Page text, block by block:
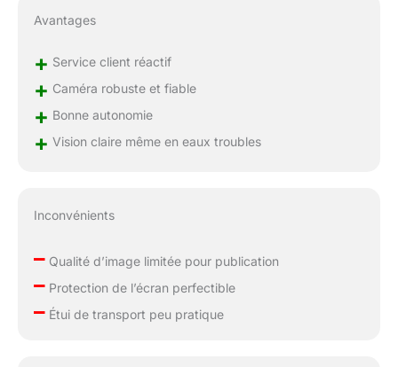
Avantages
+ Service client réactif
+ Caméra robuste et fiable
+ Bonne autonomie
+ Vision claire même en eaux troubles
Inconvénients
–Qualité d’image limitée pour publication
–Protection de l’écran perfectible
–Étui de transport peu pratique